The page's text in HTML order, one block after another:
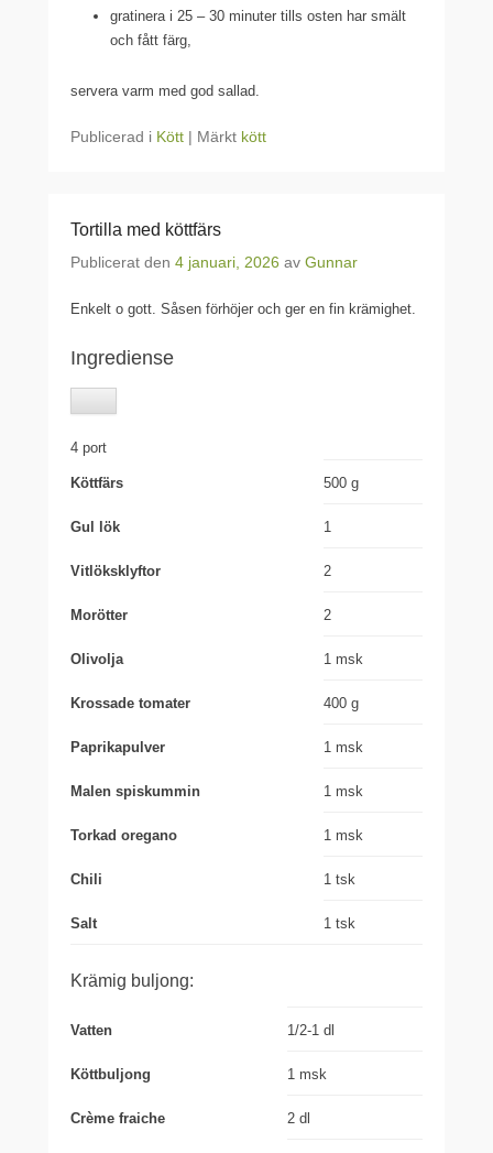
gratinera i 25 – 30 minuter tills osten har smält
och fått färg,
servera varm med god sallad.
Publicerad i Kött | Märkt kött
Tortilla med köttfärs
Publicerat den 4 januari, 2026 av Gunnar
Enkelt o gott. Såsen förhöjer och ger en fin krämighet.
Ingrediense
4 port
Köttfärs 500 g
Gul lök 1
Vitlöksklyftor 2
Morötter 2
Olivolja 1 msk
Krossade tomater 400 g
Paprikapulver 1 msk
Malen spiskummin 1 msk
Torkad oregano 1 msk
Chili 1 tsk
Salt 1 tsk
Krämig buljong:
Vatten 1/2-1 dl
Köttbuljong 1 msk
Crème fraiche 2 dl